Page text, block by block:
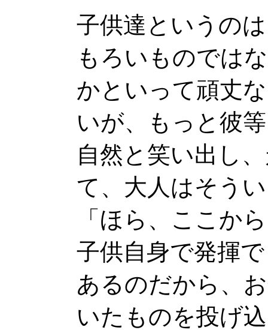
子供達というの
もろいものでは
かといって頑丈
いが、もっと彼
自然と笑い出し
て、大人はそう
「ほら、ここか
子供自身で発揮
あるのだから、
いたものを投げ